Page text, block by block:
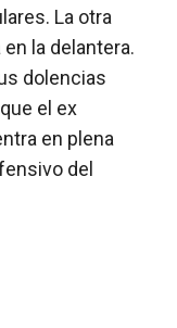
La otra
la delantera.
dolencias
el ex
en plena
del